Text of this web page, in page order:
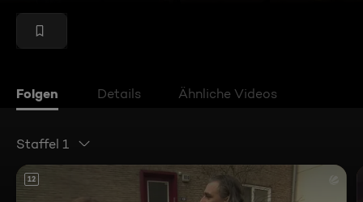
Folgen Details Ähnliche Videos
Staffel 1
12